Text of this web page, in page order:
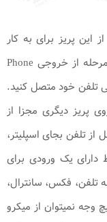
پریز برای به کار
گیری مودم و تلفن استفاده بفرمایید، در این مرحله از خروجی Phone
تلفن خود متصل کنید.
پریز دیگری مجزا از
از تلفن بجای اسپلیتر،
دارای یک ورودی برای
تلفن، فکس، سانترال،
نمیتوان از میکرو